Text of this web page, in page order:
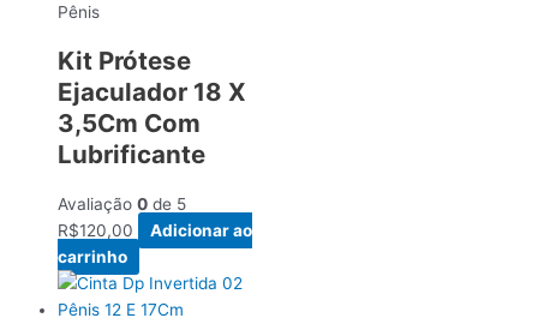
Pênis
Kit Prótese
Ejaculador 18 X
3,5Cm Com
Lubrificante
Avaliação 0 de 5
R$120,00
Adicionar ao
carrinho